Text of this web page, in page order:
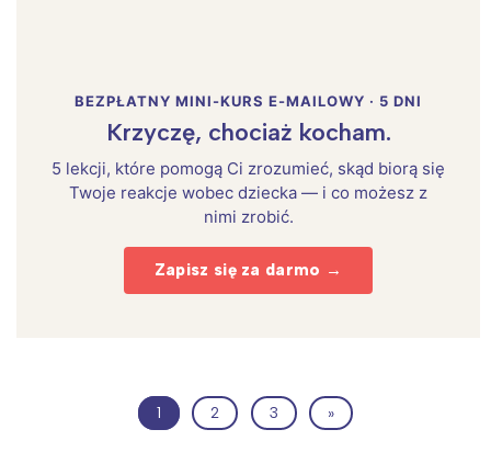
BEZPŁATNY MINI-KURS E-MAILOWY · 5 DNI
Krzyczę, chociaż kocham.
5 lekcji, które pomogą Ci zrozumieć, skąd biorą się
Twoje reakcje wobec dziecka — i co możesz z
nimi zrobić.
Zapisz się za darmo →
1 2 3 »